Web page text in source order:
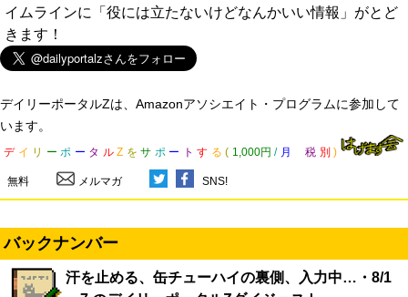
イムラインに「役には立たないけどなんかいい情報」がとど
きます！
デイリーポータルZは、Amazonアソシエイト・プログラムに参加して
います。
デ イ リ ー ポ ー タ ル Z を サ ポ ー ト す る ( 1,000円 / 月 税 別 )
無料 メルマガ SNS!
バックナンバー
汗を止める、缶チューハイの裏側、入力中…・8/1